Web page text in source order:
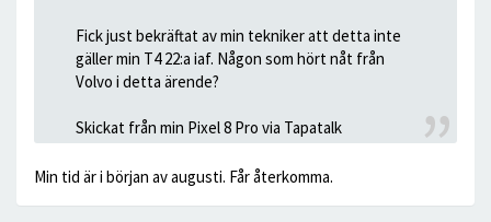
Fick just bekräftat av min tekniker att detta inte
gäller min T4 22:a iaf. Någon som hört nåt från
Volvo i detta ärende?
Skickat från min Pixel 8 Pro via Tapatalk
Min tid är i början av augusti. Får återkomma.